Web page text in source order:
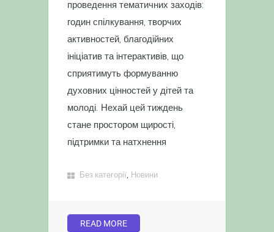
проведення тематичних заходів:
годин спілкування, творчих
активностей, благодійних
ініціатив та інтерактивів, що
сприятимуть формуванню
духовних цінностей у дітей та
молоді. Нехай цей тиждень
стане простором щирості,
підтримки та натхнення
Без категорії, Новини
READ MORE